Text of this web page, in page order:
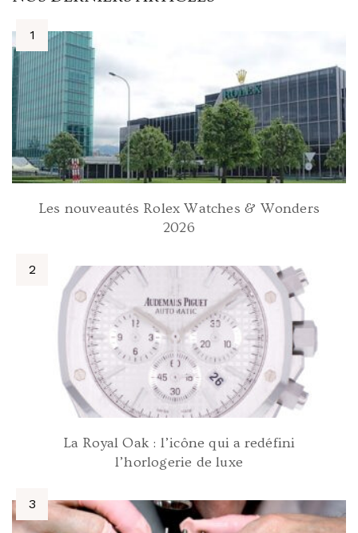
Les nouveautés Rolex Watches & Wonders
2026
La Royal Oak : l’icône qui a redéfini
l’horlogerie de luxe